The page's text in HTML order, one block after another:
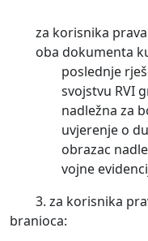
za korisnika
oba dokumenta
poslednje
svojstvu RVI
nadležna za
uvjerenje o
obrazac
vojne
3. za korisnika
branioca: